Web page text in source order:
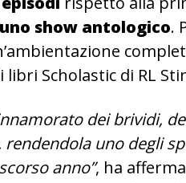
show antologico.
Scholastic di RL
dei brividi,
rendendola uno degli
anno”, ha